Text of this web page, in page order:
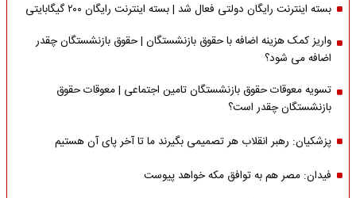
بسته اینترنت رایگان دولتی فعال شد | بسته اینترنت رایگان ۲۰۰ گیگابایتی
واریز کمک هزینه اضافه با حقوق بازنشستگان | حقوق بازنشستگان چقدر
اضافه می شود؟
تسویه معوقات حقوق بازنشستگان تامین اجتماعی | معوقات حقوق
بازنشستگان چقدر است؟
پزشکیان: رهبر انقلاب هر تصمیمی بگیرند ما تا آخر پای آن هستیم
فیدان: مصر هم به توافق مکه خواهد پیوست